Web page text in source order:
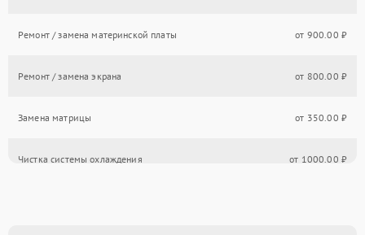
Ремонт / замена материнской платы от 900.00 ₽
Ремонт / замена экрана от 800.00 ₽
Замена матрицы от 350.00 ₽
Чистка системы охлаждения от 1000.00 ₽